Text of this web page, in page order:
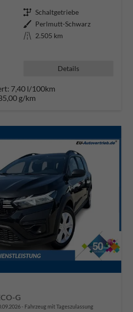
Getriebe Schaltgetriebe
Außenfarbe Perlmutt-Schwarz
Kilometerstand 2.505 km
Details
7,40 l/100km
g/km
G
Fahrzeug mit Tageszulassung